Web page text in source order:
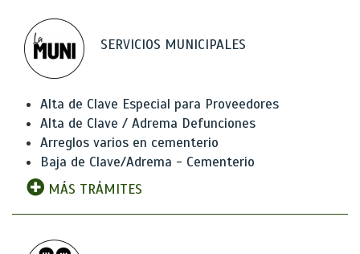
SERVICIOS MUNICIPALES
Alta de Clave Especial para Proveedores
Alta de Clave / Adrema Defunciones
Arreglos varios en cementerio
Baja de Clave/Adrema - Cementerio
MÁS TRÁMITES